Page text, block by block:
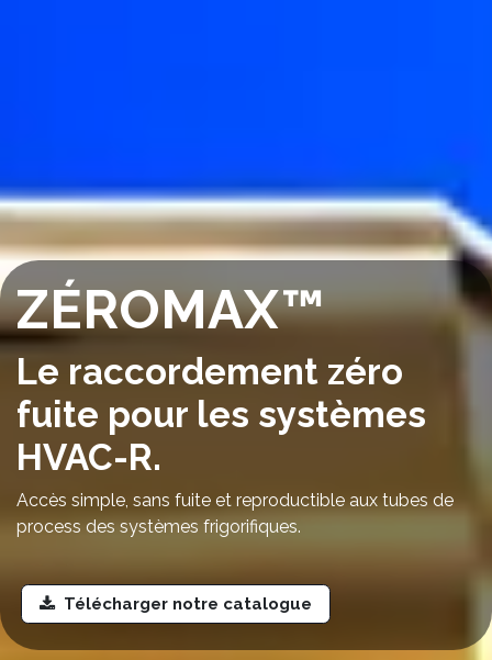
ZÉROMAX™
Le raccordement zéro
fuite pour les systèmes
HVAC-R.
Accès simple, sans fuite et reproductible aux tubes de
process des systèmes frigorifiques.
Télécharger notre catalogue